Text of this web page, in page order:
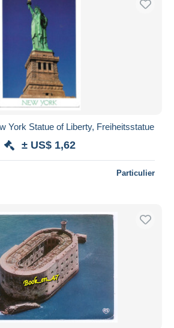
York Statue of Liberty, Freiheitsstatue
± US$ 1,62
Particulier